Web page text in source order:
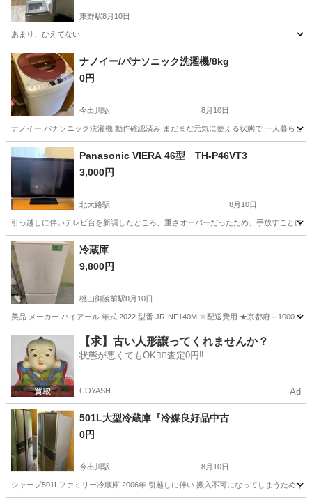
東野駅8月10日
あまり、ひえてない
京都 京都市 東野駅 キッチン家電
ナノイー/パナソニック洗濯機/8kg
0円
今出川駅 8月10日
ナノイー パナソニック洗濯機 動作確認済み まだまだ元気に使える状態で 一人暮らし
京都 京都市
Panasonic VIERA 46型 TH-P46VT3
3,000円
北大路駅 8月10日
引っ越しに伴いテレビ台を新調したところ、重さオーバーだったため、手放すことに
京都 京都市 北大路駅
冷蔵庫
9,800円
桃山御陵前駅8月10日
美品 メーカー ハイアール 年式 2022 型番 JR-NF140M ※配送費用 ★京都府＋1000 ※
京都市 桃山御陵前駅 キッチン家電 階段
【求】古い人形譲ってくれませんか？
状態が悪くてもOK🙆‍♀️査定0円‼️
COYASH Ad
501L大型冷蔵庫『冷媒良好品中古
0円
今出川駅 8月10日
シャープ501Lファミリー冷蔵庫 2006年 引越しに伴い 搬入不可になってしまうため